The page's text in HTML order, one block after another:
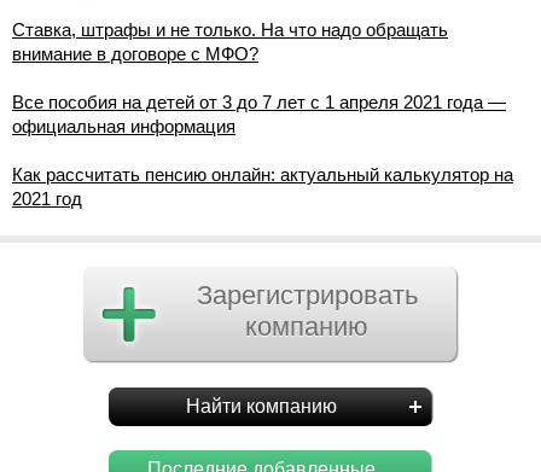
Ставка, штрафы и не только. На что надо обращать
внимание в договоре с МФО?
Все пособия на детей от 3 до 7 лет с 1 апреля 2021 года —
официальная информация
Как рассчитать пенсию онлайн: актуальный калькулятор на
2021 год
Зарегистрировать
компанию
Найти компанию